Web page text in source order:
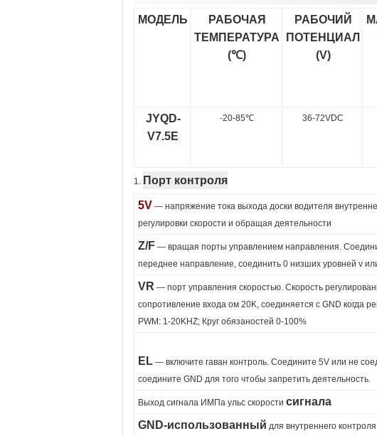
МОДЕЛЬ
РАБОЧАЯ
ТЕМПЕРАТУРА
(℃)
РАБОЧИЙ
ПОТЕНЦИАЛ
(V)
JYQD-
V7.5E
-20-85℃ 36-72VDC
1. Порт контроля
5V — напряжение тока выхода доски водителя
регулировки скорости и обращая деятельности
Z/F — вращая порты управлением направления.
переднее направление, соединить 0 низших уровней v
VR — порт управления скоростью. Скорость
сопротивление входа ом 20K, соединяется с GND когда
PWM: 1-20KHZ; Круг обязаностей 0-100%
EL — включите гаван контроль. Соедините 5V или не
соедините GND для того чтобы запретить деятельность.
Выход сигнала ИМПа ульс скорости сигнала
GND-использованный для внутреннего